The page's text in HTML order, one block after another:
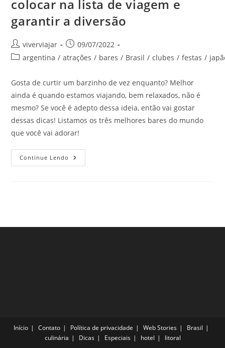
colocar na lista de viagem e
garantir a diversão
Autor
do
viverviajar
Post
publicado:
09/07/2022
Categoria
post:
argentina / atrações / bares / Brasil / clubes / festas /
Gosta de curtir um barzinho de vez enquanto? Melhor
ainda é quando estamos viajando, bem relaxados, não é
mesmo? Se você é adepto dessa ideia, então vai gostar
dessas dicas! Listamos os três melhores bares do mundo
que você vai adorar!
Continue Lendo Melhores
Bares
E
Início Contato Política de privacidade Web Stories
Brasil
culinária
Dicas Especiais hotel litoral